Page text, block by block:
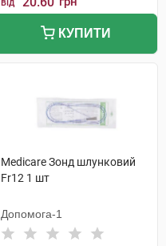
від
КУПИТИ
Medicare Зонд шлунковий
Fr12 1 шт
Допомога-1